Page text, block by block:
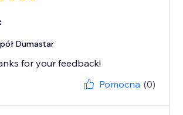
המופע בעוד:
Dumastar
for your feedback!
Pomocna (0)